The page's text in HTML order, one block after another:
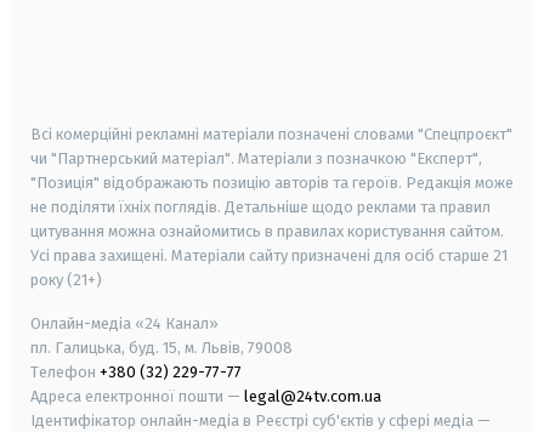
Всі комерційні рекламні матеріали позначені словами "Спецпроєкт"
чи "Партнерський матеріал". Матеріали з позначкою "Експерт",
"Позиція" відображають позицію авторів та героїв. Редакція може
не поділяти їхніх поглядів. Детальніше щодо реклами та правил
цитування можна ознайомитись в правилах користування сайтом.
Усі права захищені. Матеріали сайту призначені для осіб старше 21
року (21+)
Онлайн-медіа «24 Канал»
пл. Галицька, буд. 15, м. Львів, 79008
Телефон +380 (32) 229-77-77
Адреса електронної пошти — legal@24tv.com.ua
Ідентифікатор онлайн-медіа в Реєстрі суб'єктів у сфері медіа —